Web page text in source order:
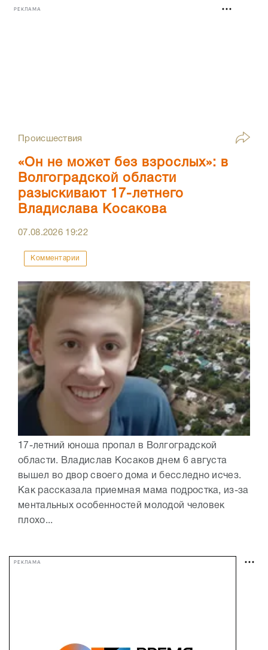
РЕКЛАМА
Происшествия
«Он не может без взрослых»: в
Волгоградской области
разыскивают 17-летнего
Владислава Косакова
07.08.2026 19:22
Комментарии
17-летний юноша пропал в Волгоградской
области. Владислав Косаков днем 6 августа
вышел во двор своего дома и бесследно исчез.
Как рассказала приемная мама подростка, из-за
ментальных особенностей молодой человек
плохо...
РЕКЛАМА